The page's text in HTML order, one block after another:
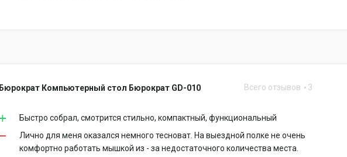
Бюрократ Компьютерный стол Бюрократ GD-010 Всего отзывов 3
Быстро собрал, смотрится стильно, компактный, функциональный
Лично для меня оказался немного тесноват. На выездной полке не очень
комфортно работать мышкой из - за недостаточного количества места.